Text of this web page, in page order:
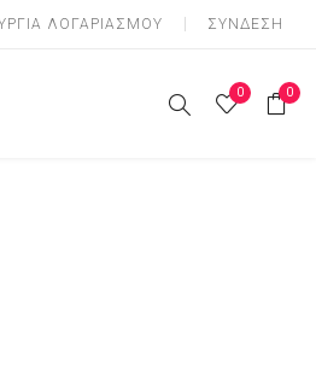
ΛΟΓΑΡΙΑΣΜΟΎ ΣΎΝΔΕΣΗ
0 0